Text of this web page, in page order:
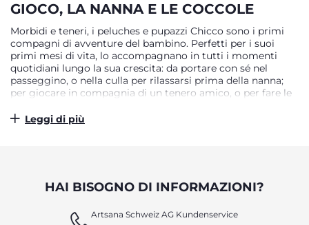
GIOCO, LA NANNA E LE COCCOLE
Morbidi e teneri, i peluches e pupazzi Chicco sono i primi
compagni di avventure del bambino. Perfetti per i suoi
primi mesi di vita, lo accompagnano in tutti i momenti
quotidiani lungo la sua crescita: da portare con sé nel
passeggino, o nella culla per rilassarsi prima della nanna;
per giocare in compagnia di un tenero amico, o per fare le
giocattolo dal fascino senza tempo. Un dono ideale per il
Il sorriso, i colori vivaci, il manto soffice al tocco: tutto, nei
tranquillizzandolo e aiutandolo a stare meglio in ogni
Leggi di più
HAI BISOGNO DI INFORMAZIONI?
Artsana Schweiz AG Kundenservice